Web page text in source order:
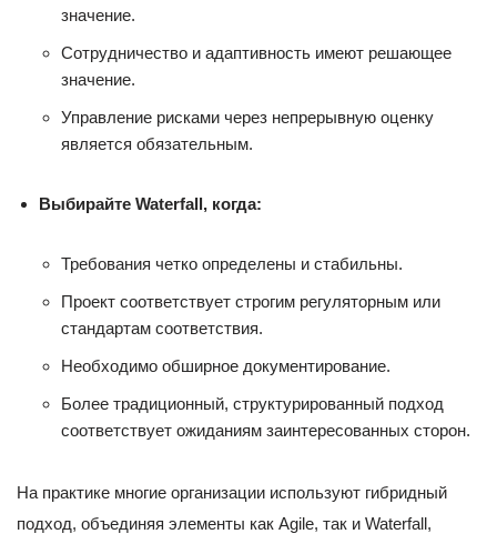
значение.
Сотрудничество и адаптивность имеют решающее
значение.
Управление рисками через непрерывную оценку
является обязательным.
Выбирайте Waterfall, когда:
Требования четко определены и стабильны.
Проект соответствует строгим регуляторным или
стандартам соответствия.
Необходимо обширное документирование.
Более традиционный, структурированный подход
соответствует ожиданиям заинтересованных сторон.
На практике многие организации используют гибридный
подход, объединяя элементы как Agile, так и Waterfall,